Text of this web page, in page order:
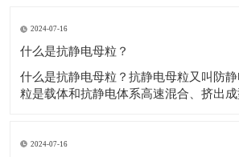
和树脂较好的层筋状啮合结构，抗静电剂​
2.电荷通过网状通道，
2024-07-16
什么是抗静电母粒？
什么是抗静电母粒？抗静电母粒又叫防
粒是载体和抗静电体系高速混合、挤出
表面电阻为1012Ω以上，防静电包装材料
2024-07-16